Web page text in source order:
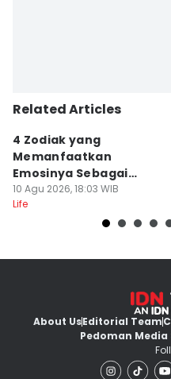
Related Articles
4 Zodiak yang
Memanfaatkan
Emosinya Sebagai
Senjata, Manipulatif?
10 Agu 2026, 18:03 WIB
Life
About UsEditorial Team
Pedoman Media